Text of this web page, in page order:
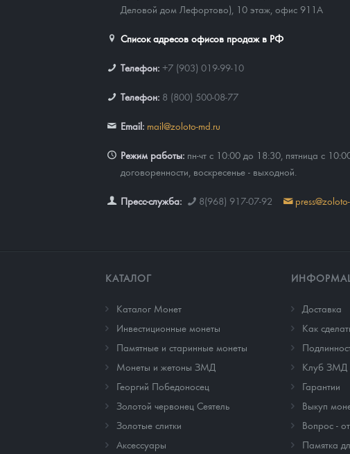
Деловой дом Лефортово), 10 этаж, офис 911А
Список адресов офисов продаж в РФ
Телефон: +7 (903) 019-99-10
Телефон: 8 (800) 500-08-77
Email: mail@zoloto-md.ru
Режим работы: пн-чт с 10:00 до 18:30, пятница с
договоренности, воскресенье - выходной.
Пресс-служба: 8(968) 917-07-92
КАТАЛОГ
Каталог Монет
Инвестиционные монеты
Памятные и старинные монеты
Монеты и жетоны ЗМД
Георгий Победоносец
Золотой червонец Сеятель
Золотые слитки
Аксессуары
Доставка
Как
Клуб ЗМД
Гарантии
Выкуп
Вопрос -
Памятка